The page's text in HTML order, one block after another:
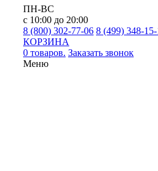
ПН-ВС
с 10:00 до 20:00
8 (800) 302-77-06 8 (499) 348-15-
КОРЗИНА
0 товаров. Заказать звонок
Меню